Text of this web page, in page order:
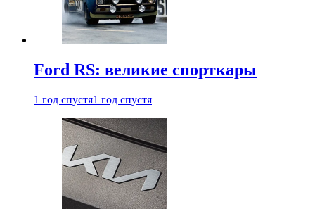
Ford RS: великие спорткары
1 год спустя1 год спустя